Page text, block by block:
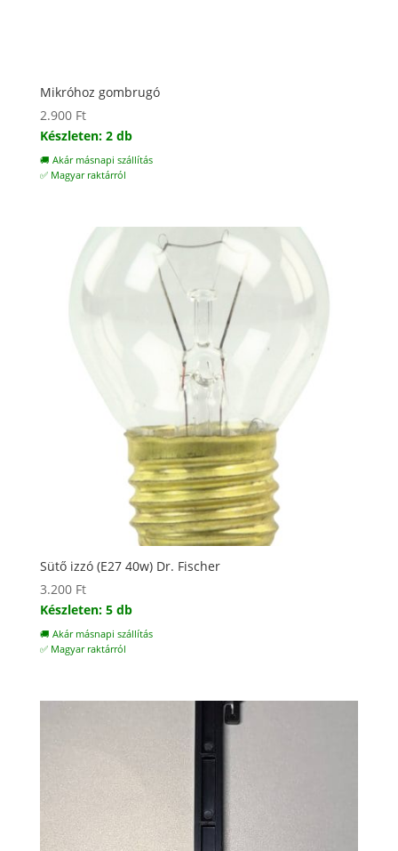
Mikróhoz gombrugó
2.900 Ft
Készleten: 2 db
🚚 Akár másnapi szállítás
✅ Magyar raktárról
Sütő izzó (E27 40w) Dr. Fischer
3.200 Ft
Készleten: 5 db
🚚 Akár másnapi szállítás
✅ Magyar raktárról